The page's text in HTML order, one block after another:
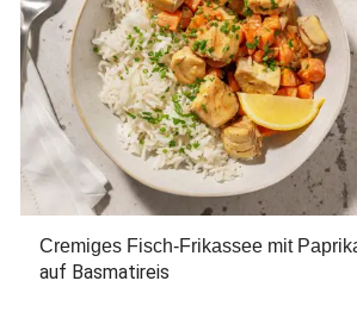
Cremiges Fisch-Frikassee mit
auf Basmatireis